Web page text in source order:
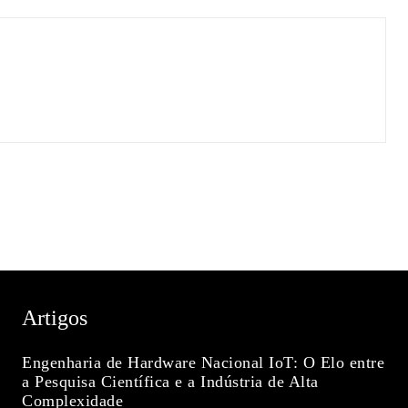
Artigos
Engenharia de Hardware Nacional IoT: O Elo entre
a Pesquisa Científica e a Indústria de Alta
Complexidade